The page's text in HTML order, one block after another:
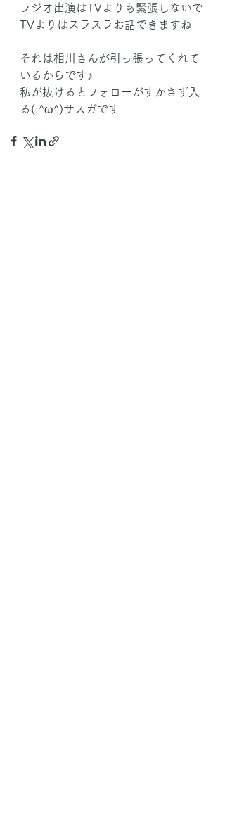
ラジオ出演はTVよりも緊張しないで
TVよりはスラスラお話できますね
それは相川さんが引っ張ってくれて
いるからです♪
私が抜けるとフォローがすかさず入
る(;^ω^)サスガです